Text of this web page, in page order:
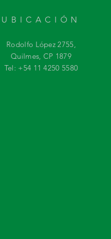
UBICACIÓN
Rodolfo López 2755,
Quilmes, CP 1879
Tel: +54 11 4250 5580